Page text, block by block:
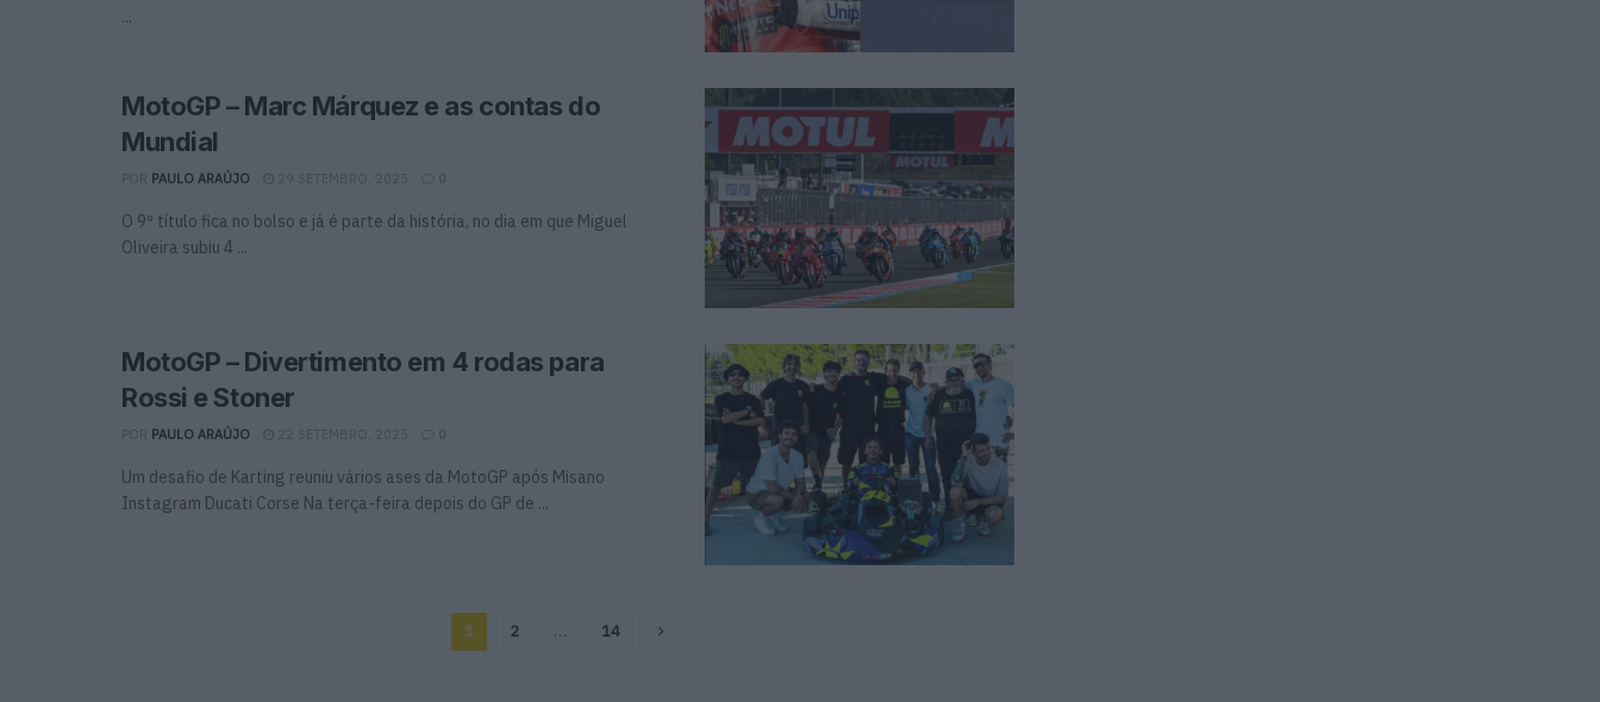
...
MotoGP – Marc Márquez e as contas do
Mundial
PAULO ARAÚJO 29 SETEMBRO, 2025 0
O 9º título fica no bolso e já é parte da história, no dia em que Miguel
Oliveira subiu 4 ...
MotoGP – Divertimento em 4 rodas para
Rossi e Stoner
PAULO ARAÚJO 22 SETEMBRO, 2025 0
Um desafio de Karting reuniu vários ases da MotoGP após Misano
Instagram Ducati Corse Na terça-feira depois do GP de ...
1 2 … 14